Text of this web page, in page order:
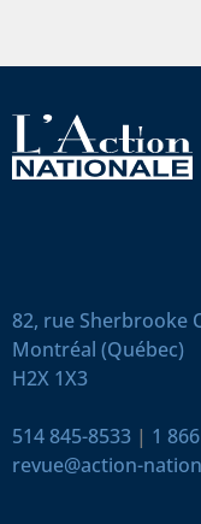
82, rue Sherbrooke
Montréal (Québec)
H2X 1X3
514 845-8533 | 1
revue@action-